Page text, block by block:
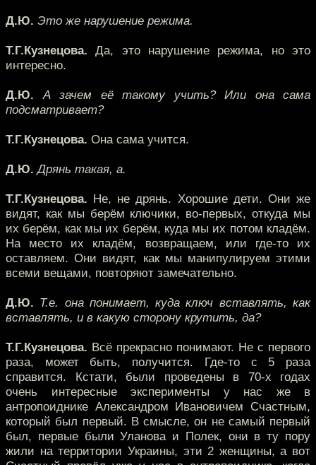
Д.Ю. Это же нарушение режима.
Т.Г.Кузнецова. Да, это нарушение режима, но это
интересно.
Д.Ю. А зачем её такому учить? Или она сама
подсматривает?
Т.Г.Кузнецова. Она сама учится.
Д.Ю. Дрянь такая, а.
Т.Г.Кузнецова. Не, не дрянь. Хорошие дети. Они же
видят, как мы берём ключики, во-первых, откуда мы
их берём, как мы их берём, куда мы их потом кладём.
На место их кладём, возвращаем, или где-то их
оставляем. Они видят, как мы манипулируем этими
всеми вещами, повторяют замечательно.
Д.Ю. Т.е. она понимает, куда ключ вставлять, как
вставлять, и в какую сторону крутить, да?
Т.Г.Кузнецова. Всё прекрасно понимают. Не с первого
раза, может быть, получится. Где-то с 5 раза
справится. Кстати, были проведены в 70-х годах
очень интересные эксперименты у нас же в
антропоиднике Александром Ивановичем Счастным,
который был первый. В смысле, он не самый первый
был, первые были Уланова и Полек, они в ту пору
жили на территории Украины, эти 2 женщины, а вот